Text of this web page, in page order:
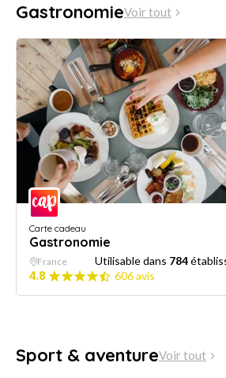
GastronomieVoir tout
Carte cadeau
Gastronomie
France Utilisable dans 784
4.8
606 avis
Sport & aventureVoir tout